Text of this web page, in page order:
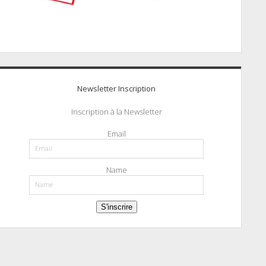
Newsletter Inscription
Inscription à la Newsletter
Email
Name
S'inscrire